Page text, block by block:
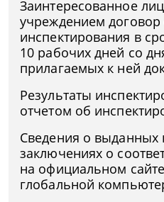
Заинтересованное
учреждением
инспектирования в
10 рабочих дней со
прилагаемых к ней
Результаты
отчетом об
Сведения о выданных
заключениях о
на официальном
глобальной